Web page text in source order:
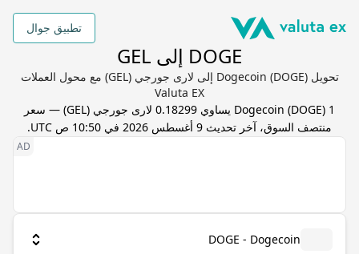
تطبيق جوال
DOGE إلى GEL
تحويل Dogecoin (DOGE) إلى لارى جورجي (GEL) مع محول العملات
Valuta EX
1
Dogecoin (DOGE) يساوي 0.18299 لارى جورجي (
GEL) — سعر
منتصف السوق، آخر تحديث 9 أغسطس 2026 في 10:50 ص UTC .
DOGE - Dogecoin